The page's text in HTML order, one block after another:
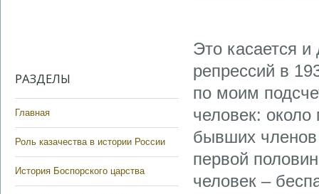
РАЗДЕЛЫ
Главная
Роль казачества в истории России
История Боспорского царства
Это касается
репрессий в
по моим
человек:
бывших членов
первой
человек –